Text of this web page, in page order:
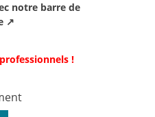
notre barre de
↗
!